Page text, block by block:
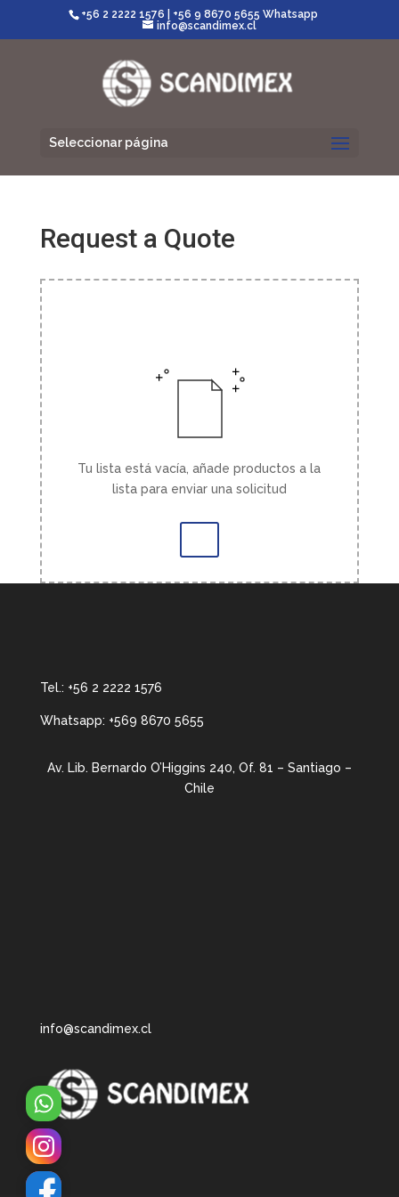
+56 2 2222 1576
+56 9 8670 5655 Whatsapp
info@scandimex.cl
Seleccionar página
Request a Quote
Tu lista está vacía, añade productos a la
lista para enviar una solicitud
Tel.: +56 2 2222 1576
Whatsapp: +569 8670 5655
Av. Lib. Bernardo O’Higgins 240, Of. 81 – Santiago –
Chile
info@scandimex.cl
WhatsApp
Instagram
Facebook